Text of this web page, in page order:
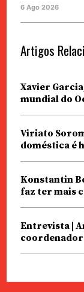
6 Ago 2026
Artigos
Xavier
mundial do
Viriato
doméstica é
Konstantin
faz ter mais
Entrevista |
coordenador